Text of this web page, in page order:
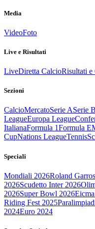
Media
VideoFoto
Live e Risultati
LiveDiretta CalcioRisultati e
Sezioni
CalcioMercatoSerie ASerie B
LeagueEuropa League
ItalianaFormula 1Formula E
CupNations LeagueTennis
Speciali
Mondiali 2026Roland
2026Scudetto Inter 2026
2026Super Bowl 2026
Riding Fest 2025
2024Euro 2024